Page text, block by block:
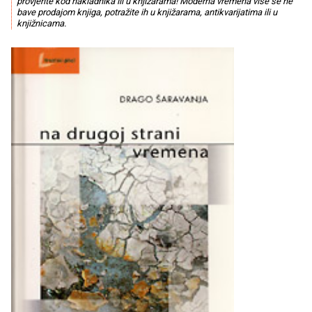
bave prodajom knjiga, potražite ih u knjižarama, antikvarijatima ili u
knjižnicama.